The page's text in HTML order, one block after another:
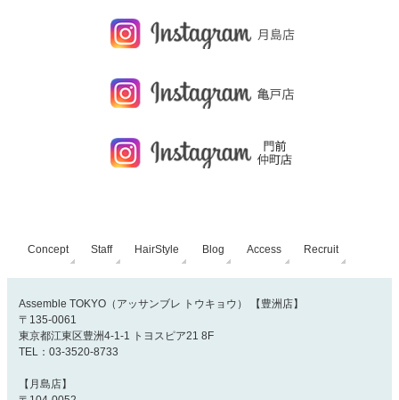
Concept Staff HairStyle Blog Access Recruit
Assemble TOKYO（アッサンブレ トウキョウ） 【豊洲店】
〒135-0061
東京都江東区豊洲4-1-1 トヨスピア21 8F
TEL：03-3520-8733
【月島店】